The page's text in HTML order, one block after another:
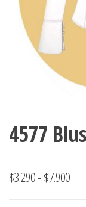
4577
$3.290- $7.900Rango